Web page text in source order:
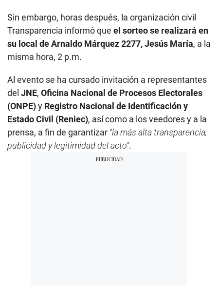
Sin embargo, horas después, la organización civil
Transparencia informó que el sorteo se realizará en
su local de Arnaldo Márquez 2277, Jesús María, a la
misma hora, 2 p.m.
Al evento se ha cursado invitación a representantes
del JNE, Oficina Nacional de Procesos Electorales
(ONPE)y Registro Nacional de Identificación y
Estado Civil (Reniec), así como a los veedores y a la
prensa, a fin de garantizar “la más alta transparencia,
publicidad y legitimidad del acto”.